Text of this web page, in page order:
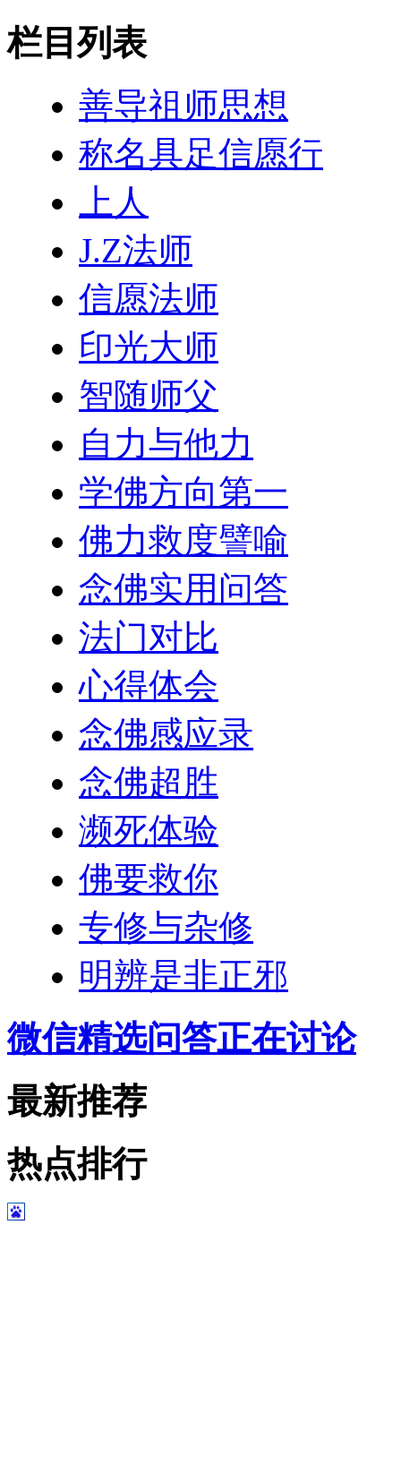
栏目列表
善导祖师思想
称名具足信愿行
上人
J.Z法师
信愿法师
印光大师
智随师父
自力与他力
学佛方向第一
佛力救度譬喻
念佛实用问答
法门对比
心得体会
念佛感应录
念佛超胜
濒死体验
佛要救你
专修与杂修
明辨是非正邪
微信精选问答正在讨论
最新推荐
热点排行